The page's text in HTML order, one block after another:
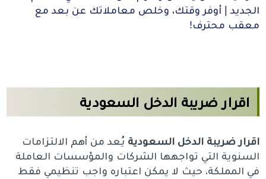
الجديد | أوفر وقتك، وخلص معاملاتك عن بعد مع
معقب محترف!
اقرار ضريبة الدخل السعودية
اقرار ضريبة الدخل السعودية يُعد من أهم الالتزامات
السنوية التي تواجهها الشركات والمؤسسات العاملة
في المملكة، حيث لا يمكن اعتباره واجب تنظيمي فقط